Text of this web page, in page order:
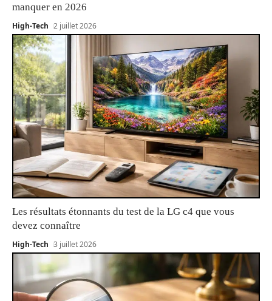
manquer en 2026
High-Tech 2 juillet 2026
Les résultats étonnants du test de la LG c4 que vous
devez connaître
High-Tech 3 juillet 2026